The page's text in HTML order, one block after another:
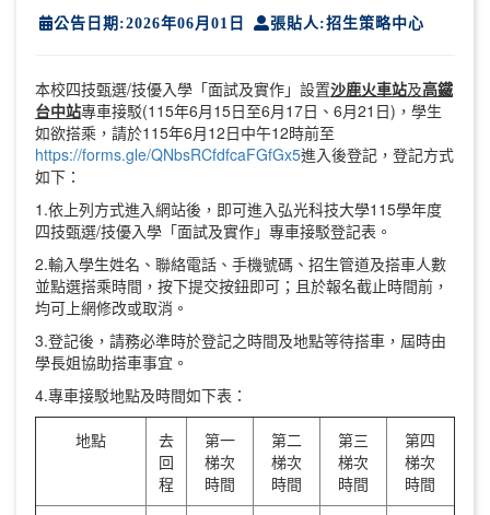
公告日期:2026年06月01日 張貼人:招生策略中心
本校四技甄選/技優入學「面試及實作」設置沙鹿火車站及高鐵
台中站專車接駁(115年6月15日至6月17日、6月21日)，學生
如欲搭乘，請於115年6月12日中午12時前至
https://forms.gle/QNbsRCfdfcaFGfGx5進入後登記，登記方式
如下：
1.依上列方式進入網站後，即可進入弘光科技大學115學年度
四技甄選/技優入學「面試及實作」專車接駁登記表。
2.輸入學生姓名、聯絡電話、手機號碼、招生管道及搭車人數
並點選搭乘時間，按下提交按鈕即可；且於報名截止時間前，
均可上網修改或取消。
3.登記後，請務必準時於登記之時間及地點等待搭車，屆時由
學長姐協助搭車事宜。
4.專車接駁地點及時間如下表：
地點
去
回
程
第一
梯次
時間
第二
梯次
時間
第三
梯次
時間
第四
梯次
時間